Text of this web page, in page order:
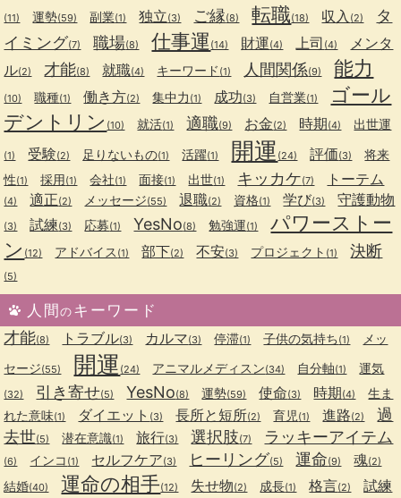
(11) 運勢(59) 副業(1) 独立(3) ご縁(8) 転職(18) 収入 (2)
タ
イミング(7) 職場(8) 仕事運 (14) 財運(4) 上司 (4)
メンタ
ル(2) 才能(8) 就職(4) キーワード (1) 人間関係(9) 能力
(10) 職種(1) 働き方(2) 集中力 (1) 成功(3) 自営業(1)
ゴール
デントリン (10) 就活(1) 適職(9) お金(2) 時期(4) 出世運
(1) 受験(2) 足りないもの(1) 活躍(1) 開運 (24) 評価(3)
将来
性(1) 採用(1) 会社(1) 面接(1) 出世(1) キッカケ(7) トーテム
(4) 適正(2) メッセージ(55) 退職(2) 資格(1) 学び(3) 守護動物
(3) 試練(3) 応募(1) YesNo(8) 勉強運(1)
パワーストー
ン (12) アドバイス (1) 部下(2) 不安(3) プロジェクト (1) 決断
(5)
人間のキーワード
才能(8) トラブル(3) カルマ(3) 停滞(1) 子供の気持ち(1)
メッ
セージ(55) 開運 (24) アニマルメディスン(34) 自分軸(1) 運気
(32) 引き寄せ(5) YesNo(8) 運勢(59) 使命(3) 時期(4)
生ま
れた意味(1) ダイエット (3) 長所と短所(2) 育児 (1) 進路(2)
過
去世(5) 潜在意識(1) 旅行(3) 選択肢(7) ラッキーアイテム
(6) インコ (1) セルフケア(3) ヒーリング(5) 運命(9) 魂(2)
結婚(40) 運命の相手(12) 失せ物(2) 成長(1) 格言(2) 試練